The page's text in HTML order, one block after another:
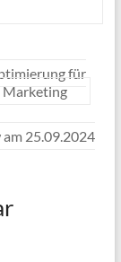
für
Marketing
am 25.09.2024